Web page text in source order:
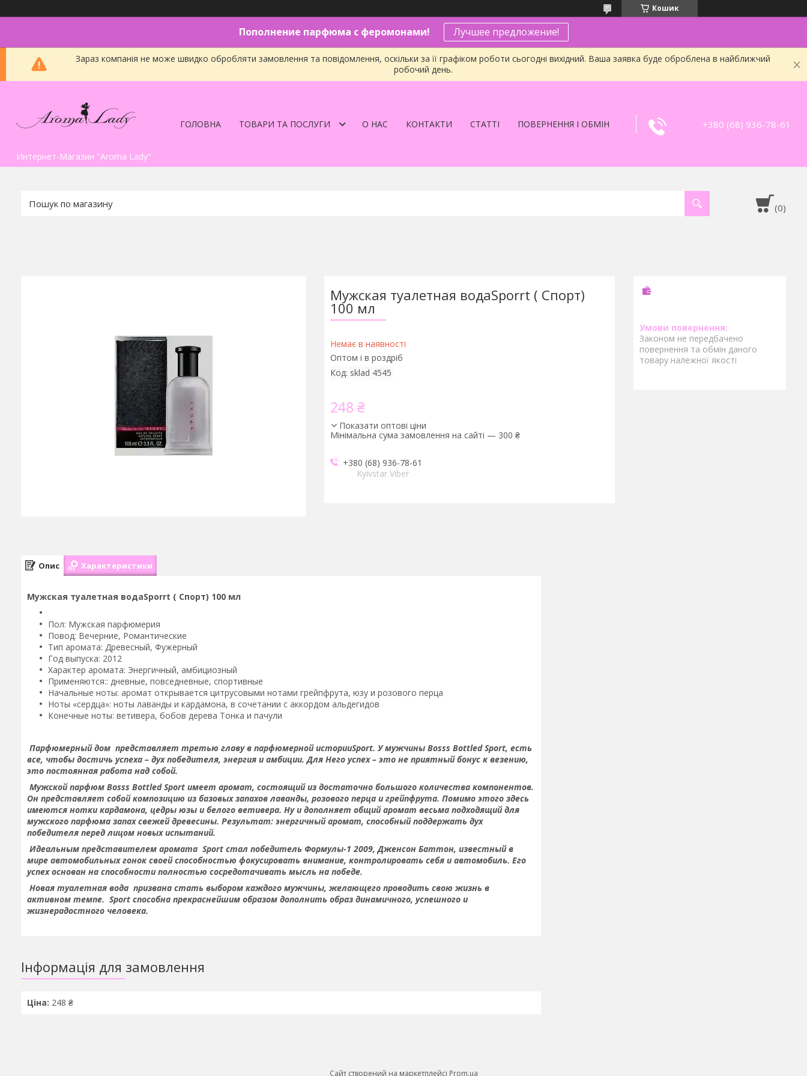
Кошик
Пополнение парфюма с феромонами! Лучшее предложение!
Зараз компанія не може швидко обробляти замовлення та повідомлення, оскільки за її графіком роботи сьогодні вихідний. Ваша заявка буде оброблена в найближчий
робочий день.
Интернет-Магазин "Aroma Lady"
ГОЛОВНА ТОВАРИ ТА ПОСЛУГИ О НАС КОНТАКТИ СТАТТІ ПОВЕРНЕННЯ І ОБМІН +380 (68) 936-78-61
Мужская туалетная водаSporrt ( Спорт)
100 мл
Немає в наявності
Оптом і в роздріб
Код: sklad 4545
248 ₴
Показати оптові ціни
Мінімальна сума замовлення на сайті — 300 ₴
+380 (68) 936-78-61
Kyivstar Viber
Законом не передбачено
повернення та обмін даного
товару належної якості
Опис Характеристики
Мужская туалетная водаSporrt ( Спорт) 100 мл
Пол: Мужская парфюмерия
Повод: Вечерние, Романтические
Тип аромата: Древесный, Фужерный
Год выпуска: 2012
Характер аромата: Энергичный, амбициозный
Применяются:: дневные, повседневные, спортивные
Начальные ноты: аромат открывается цитрусовыми нотами грейпфрута, юзу и розового перца
Ноты «сердца»: ноты лаванды и кардамона, в сочетании с аккордом альдегидов
Конечные ноты: ветивера, бобов дерева Тонка и пачули
Парфюмерный дом представляет третью главу в парфюмерной историиSport. У мужчины Bosss Bottled Sport, есть
все, чтобы достичь успеха – дух победителя, энергия и амбиции. Для Него успех – это не приятный бонус к везению,
это постоянная работа над собой.
Мужской парфюм Bosss Bottled Sport имеет аромат, состоящий из достаточно большого количества компонентов.
Он представляет собой композицию из базовых запахов лаванды, розового перца и грейпфрута. Помимо этого здесь
имеются нотки кардамона, цедры юзы и белого ветивера. Ну и дополняет общий аромат весьма подходящий для
мужского парфюма запах свежей древесины. Результат: энергичный аромат, способный поддержать дух
победителя перед лицом новых испытаний.
Идеальным представителем аромата Sport стал победитель Формулы-1 2009, Дженсон Баттон, известный в
мире автомобильных гонок своей способностью фокусировать внимание, контролировать себя и автомобиль. Его
успех основан на способности полностью сосредотачивать мысль на победе.
Новая туалетная вода призвана стать выбором каждого мужчины, желающего проводить свою жизнь в
активном темпе. Sport способна прекраснейшим образом дополнить образ динамичного, успешного и
жизнерадостного человека.
Інформація для замовлення
Ціна: 248 ₴
Сайт створений на маркетплейсі Prom.ua